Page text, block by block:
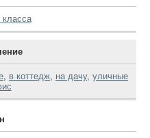
класса
, в коттедж, на дачу, уличные